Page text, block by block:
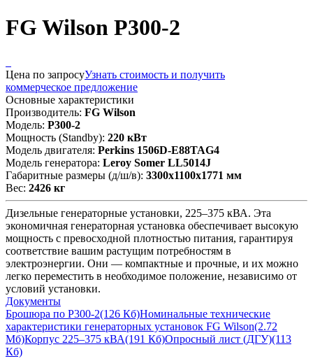
FG Wilson P300-2
Цена по запросуУзнать стоимость и получить
коммерческое предложение
Основные характеристики
Производитель: FG Wilson
Модель: P300-2
Мощность (Standby): 220 кВт
Модель двигателя: Perkins 1506D-E88TAG4
Модель генератора: Leroy Somer LL5014J
Габаритные размеры (д/ш/в): 3300x1100x1771 мм
Вес: 2426 кг
Дизельные генераторные установки, 225–375 кВА. Эта
экономичная генераторная установка обеспечивает высокую
мощность с превосходной плотностью питания, гарантируя
соответствие вашим растущим потребностям в
электроэнергии. Они — компактные и прочные, и их можно
легко переместить в необходимое положение, независимо от
условий установки.
Документы
Брошюра по P300-2(126 Кб)Номинальные технические
характеристики генераторных установок FG Wilson(2.72
Мб)Корпус 225–375 кВА(191 Кб)Опросный лист (ДГУ)(113
Кб)